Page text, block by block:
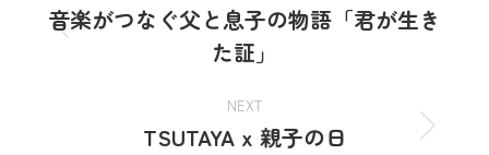
音楽がつなぐ父と息子の物語「君が生き
た証」
NEXT
TSUTAYA x 親子の日